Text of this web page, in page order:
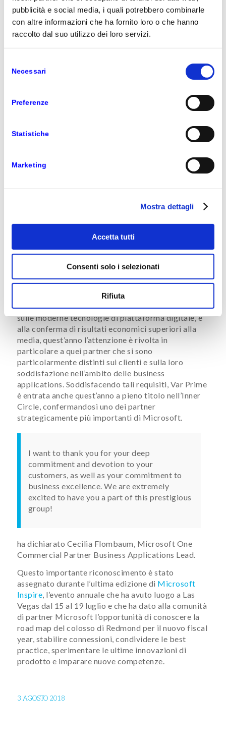
pubblicità e social media, i quali potrebbero combinarle
con altre informazioni che ha fornito loro o che hanno
raccolto dal suo utilizzo dei loro servizi.
delNecessari
Preferenze
Statistiche
Marketing
Mostra dettagli
Accetta tutti
Consenti solo i selezionati
Rifiuta
NEWS
Var Prime è nel 2018/2019
Inner Circle for Microsoft
Dynamics
Var Primetra i membri
del 2018/2019 Inner Circle for Microsoft
Dynamics, un prestigioso ed elitario gruppo che
a livello mondiale si sono contraddistinti per la loro
eccellenza in termini di vendite ed innovazione.
I criteri per far parte di questo gruppo selezionato
di partner sono molto rigorosi: oltre a una
comprovata competenza sui prodotti standard e
sulle moderne tecnologie di piattaforma digitale, e
alla conferma di risultati economici superiori alla
media, quest’anno l’attenzione è rivolta in
particolare a quei partner che si sono
particolarmente distinti sui clienti e sulla loro
soddisfazione nell’ambito delle business
applications. Soddisfacendo tali requisiti, Var Prime
è entrata anche quest’anno a pieno titolo nell’Inner
Circle, confermandosi uno dei partner
strategicamente più importanti di Microsoft.
I want to thank you for your deep
commitment and devotion to your
customers, as well as your commitment to
business excellence. We are extremely
excited to have you a part of this prestigious
group!
ha dichiarato Cecilia Flombaum, Microsoft One
Commercial Partner Business Applications Lead.
Questo importante riconoscimento è stato
assegnato durante l’ultima edizione di Microsoft
Inspire , l’evento annuale che ha avuto luogo a Las
Vegas dal 15 al 19 luglio e che ha dato alla comunità
di partner Microsoft l’opportunità di conoscere la
road map del colosso di Redmond per il nuovo fiscal
year, stabilire connessioni, condividere le best
practice, sperimentare le ultime innovazioni di
prodotto e imparare nuove competenze.
3 AGOSTO 2018